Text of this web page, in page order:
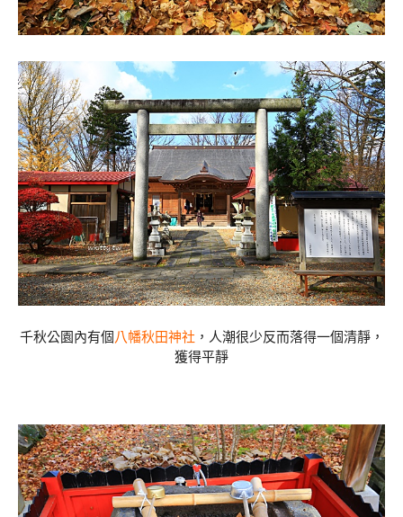
千秋公園內有個 八幡秋田神社 ，人潮很少反而落得一個清靜，
獲得平靜